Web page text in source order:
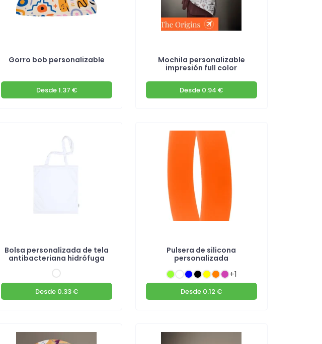
Gorro bob personalizable
Desde1.37 €
Mochila personalizable
impresión full color
Desde 0.94 €
Bolsa personalizada de tela
antibacteriana hidrófuga
Desde0.33 €
Pulsera de silicona
personalizada
+1
Desde 0.12 €